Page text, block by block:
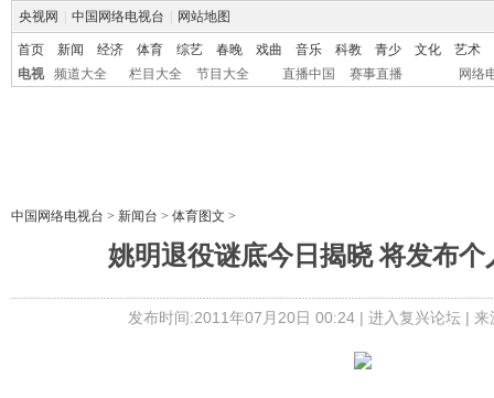
央视网 中国网络电视台 网站地图
首页 新闻 经济 体育 综艺 春晚 戏曲 音乐 科教 青少 文化
艺术
电视
频道大全 栏目大全 节目大全 直播中国 赛事直播 网络
中国网络电视台 > 新闻台 > 体育图文 >
姚明退役谜底今日揭晓 将发布个
发布时间:2011年07月20日 00:24 | 进入复兴论坛| 来